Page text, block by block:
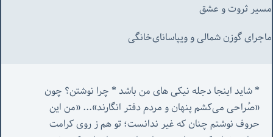
مسیر ثروت و عشق
ماجرای گوزن شمالی و‌ ویپاسانای‌خانگی
«صُراحی می‌کشم پنهان‌ و مردم‌ دفتر انگارند»... «